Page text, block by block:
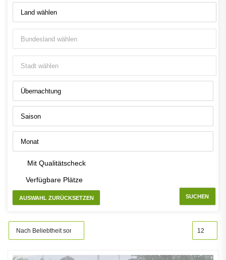
Mit Qualitätscheck
Verfügbare Plätze
AUSWAHL ZURÜCKSETZEN SUCHEN